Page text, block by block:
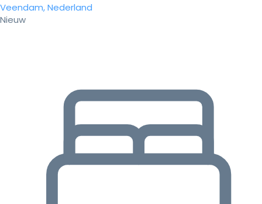
Veendam, Nederland
Nieuw